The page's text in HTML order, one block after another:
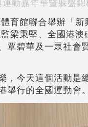
育館聯合舉辦「新
梁秉堅、全國港澳
覃碧華及一眾社會
，今天這個活動是
行的全國運動會。